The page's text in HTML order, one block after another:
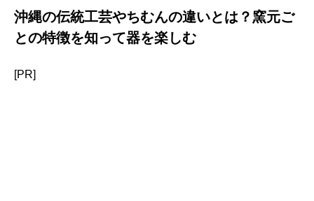
沖縄の伝統工芸やちむんの違いとは？窯元ご
との特徴を知って器を楽しむ
[PR]